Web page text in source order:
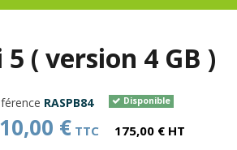
( version 4 GB )
RASPB84 Disponible
€ TTC 175,00 € HT